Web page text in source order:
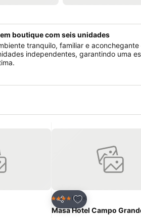
boutique com seis unidades
tranquilo, familiar e aconchegante
independentes, garantindo uma
favoritos
Partilhar
Adicionar aos
4 EstrelasHotel
Masa Hotel Campo